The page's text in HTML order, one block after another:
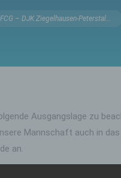
– DJK Ziegelhausen-Peterstal…
Ausgangslage zu
Mannschaft auch in
an.
in der 6. Minute